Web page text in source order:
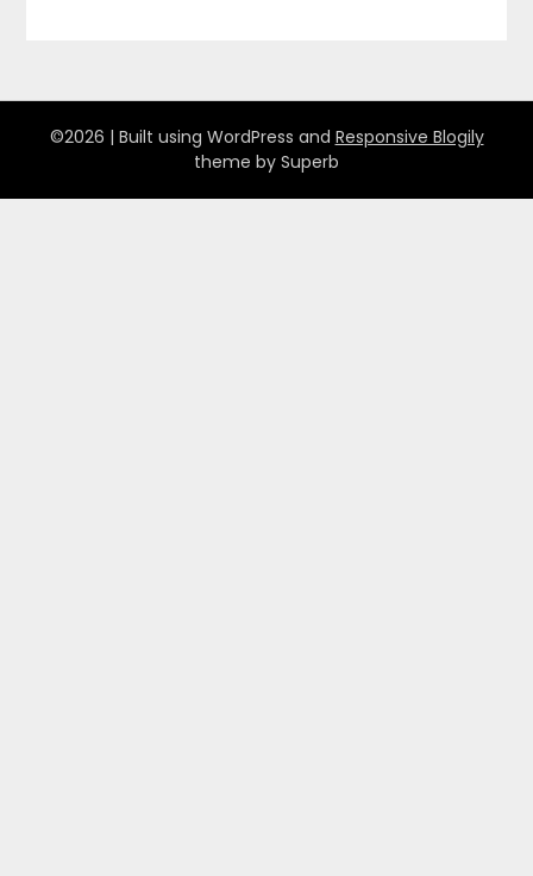
©2026 | Built using WordPress and Responsive Blogily
theme by Superb